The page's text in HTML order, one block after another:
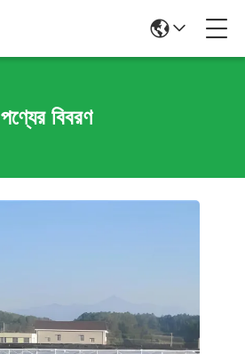
পণ্যের বিবরণ